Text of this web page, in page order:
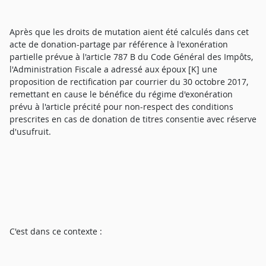
Après que les droits de mutation aient été calculés dans cet
acte de donation-partage par référence à l'exonération
partielle prévue à l'article 787 B du Code Général des Impôts,
l'Administration Fiscale a adressé aux époux [K] une
proposition de rectification par courrier du 30 octobre 2017,
remettant en cause le bénéfice du régime d'exonération
prévu à l'article précité pour non-respect des conditions
prescrites en cas de donation de titres consentie avec réserve
d'usufruit.
C'est dans ce contexte :